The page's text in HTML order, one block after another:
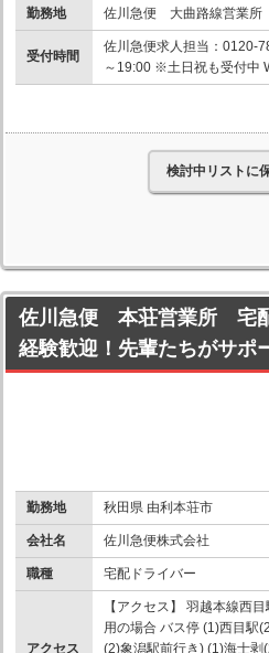
勤務地 佐川急便 大曲路線営業所
受付時間
佐川急便求人担当：0120-
～19:00 ※土日祝も受付中
検討中リストに
佐川急便 本荘営業所 宅
経験歓迎！先輩たちがサポ
勤務地 秋田県 由利本荘市
会社名 佐川急便株式会社
職種 宅配ドライバー
アクセス
【アクセス】 羽越本線西
用の場合 バス停 (1)西目駅
(2)象潟駅前行き) (1)海士剥